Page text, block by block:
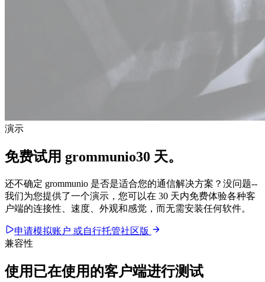
演示
免费试用 grommunio30 天。
还不确定 grommunio 是否是适合您的通信解决方案？没问题--
我们为您提供了一个演示，您可以在 30 天内免费体验各种客
户端的连接性、速度、外观和感觉，而无需安装任何软件。
申请模拟账户 或自行托管社区版
兼容性
使用已在使用的客户端进行测试